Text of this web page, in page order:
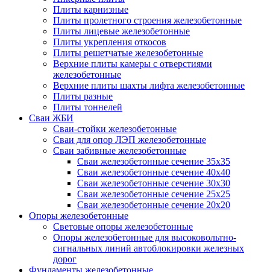
Плиты карнизные
Плиты пролетного строения железобетонные
Плиты лицевые железобетонные
Плиты укрепления откосов
Плиты решетчатые железобетонные
Верхние плиты камеры с отверстиями
железобетонные
Верхние плиты шахты лифта железобетонные
Плиты разные
Плиты тоннелей
Сваи ЖБИ
Сваи-стойки железобетонные
Сваи для опор ЛЭП железобетонные
Сваи забивные железобетонные
Сваи железобетонные сечение 35x35
Сваи железобетонные сечение 40x40
Сваи железобетонные сечение 30x30
Сваи железобетонные сечение 25x25
Сваи железобетонные сечение 20x20
Опоры железобетонные
Световые опоры железобетонные
Опоры железобетонные для высоковольтно-
сигнальных линий автоблокировки железных
дорог
Фундаменты железобетонные